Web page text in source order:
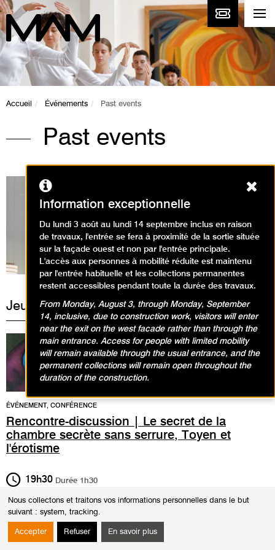
Nous collectons et traitons vos informations personnelles dans le but
suivant : system, tracking.
Accepter Refuser En savoir plus
Accueil Événements Past events
Past events
Expositions en cours
Jeudi 7 avril 2022
Rencontre-discussion | Le secret de la
chambre secrète sans serrure, Toyen et
l'érotisme
ÉVÉNEMENT, CONFÉRENCE
19h30 Durée 1h30
Le secret de la chambre secrète sans serrure
Annie Le Brun commissaire de l'exposition
Fabrice Hergott, directeur du musée d'Art moderne de Paris.
Information exceptionnelle
Du lundi 3 août au lundi 14 septembre inclus en raison
de travaux, l'entrée se fera à proximité de la sortie située
sur la façade ouest et non par l'entrée principale.
L'accès aux personnes à mobilité réduite est maintenu
par l'entrée habituelle et les collections permanentes
restent accessibles pendant toute la durée des travaux.
From Monday, August 3, through Monday, September
14, inclusive, due to construction work, visitors will enter
near the exit on the west facade rather than through the
main entrance. Access for people with limited mobility
will remain available through the usual entrance, and the
permanent collections will remain open throughout the
duration of the construction.